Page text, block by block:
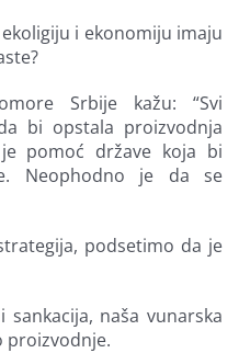
i ekonomiju imaju
Srbije kažu: “Svi
bi opstala proizvodnja
pomoć države koja bi
Neophodno je da se
podsetimo da je
naša vunarska
proizvodnje.